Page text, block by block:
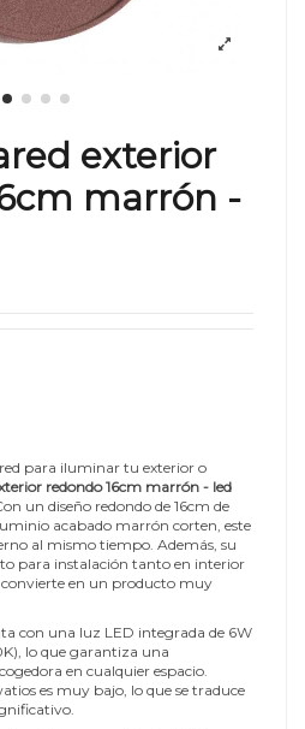
exterior
marrón -
para iluminar tu exterior o
redondo 16cm marrón - led
un diseño redondo de 16cm de
acabado marrón corten, este
al mismo tiempo. Además, su
para instalación tanto en interior
en un producto muy
con una luz LED integrada de 6W
lo que garantiza una
en cualquier espacio.
es muy bajo, lo que se traduce